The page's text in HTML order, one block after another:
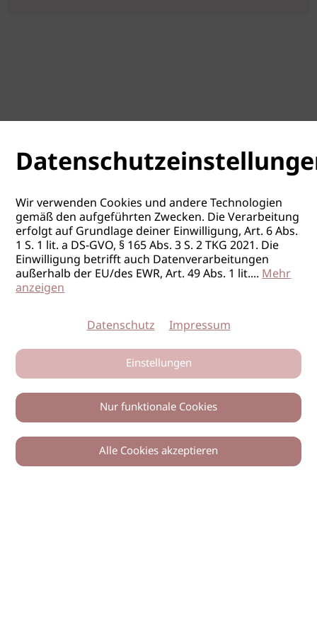
0
Wir verwenden Cookies und andere Technologien
gemäß den aufgeführten Zwecken. Die Verarbeitung
erfolgt auf Grundlage deiner Einwilligung, Art. 6 Abs.
1 S. 1 lit. a DS-GVO, § 165 Abs. 3 S. 2 TKG 2021. Die
Einwilligung betrifft auch Datenverarbeitungen
außerhalb der EU/des EWR, Art. 49 Abs. 1 lit....Mehr
anzeigen
Datenschutz Impressum
Einstellungen
Nur funktionale Cookies
Alle Cookies akzeptieren